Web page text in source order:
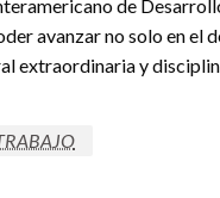
de
avanzar no solo en el
extraordinaria y